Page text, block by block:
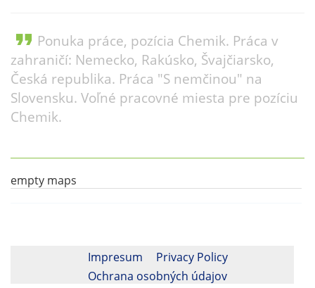
format_quote Ponuka práce, pozícia Chemik. Práca v
zahraničí: Nemecko, Rakúsko, Švajčiarsko,
Česká republika. Práca "S nemčinou" na
Slovensku. Voľné pracovné miesta pre pozíciu
Chemik.
empty maps
Impresum
Privacy Policy
Ochrana osobných údajov